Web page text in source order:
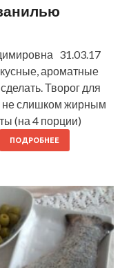
31.03.17
ароматные
Творог для
не слишком жирным
(на 4 порции)
ПОДРОБНЕЕ